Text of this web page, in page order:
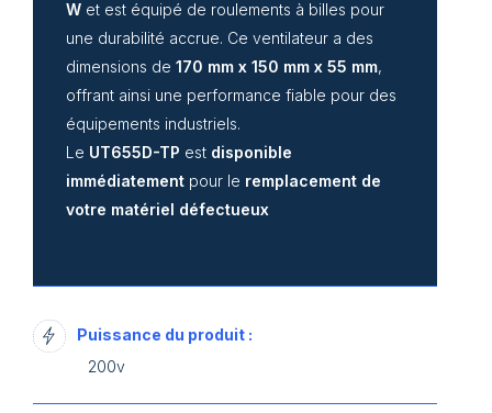
W et est équipé de roulements à billes pour
une durabilité accrue. Ce ventilateur a des
dimensions de 170 mm x 150 mm x 55 mm,
offrant ainsi une performance fiable pour des
équipements industriels.
Le UT655D-TP est disponible
immédiatement pour le remplacement de
votre matériel défectueux
Puissance du produit :
200v